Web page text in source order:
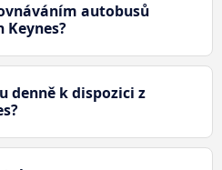
autobusů
Keynes?
denně k dispozici z